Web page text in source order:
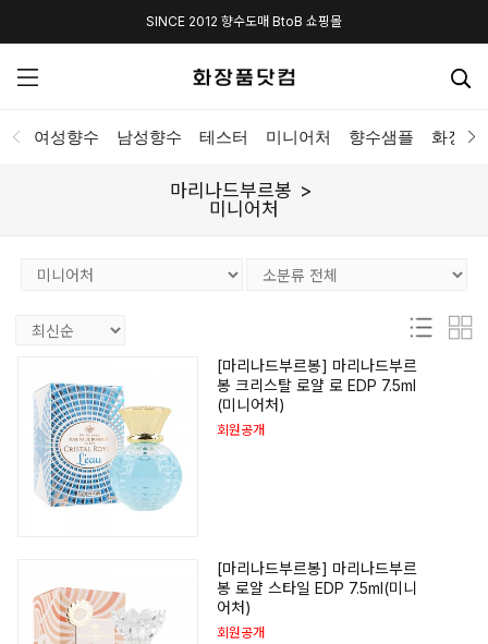
SINCE 2012 향수도매 BtoB 쇼핑몰
여성향수 남성향수 테스터 미니어처 향수샘플 화장품
마리나드부르봉
미니어처
[마리나드부르봉] 마리나드부르
봉 크리스탈 로얄 로 EDP 7.5ml
(미니어처)
회원공개
[마리나드부르봉] 마리나드부르
봉 로얄 스타일 EDP 7.5ml(미니
어처)
회원공개